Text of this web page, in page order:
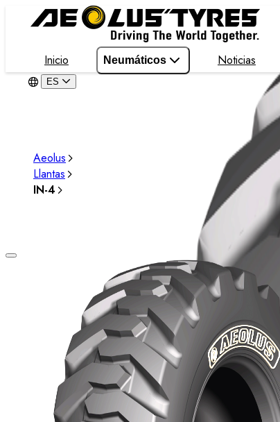
Inicio Neumáticos Noticias
ES
Aeolus
Llantas
IN-4